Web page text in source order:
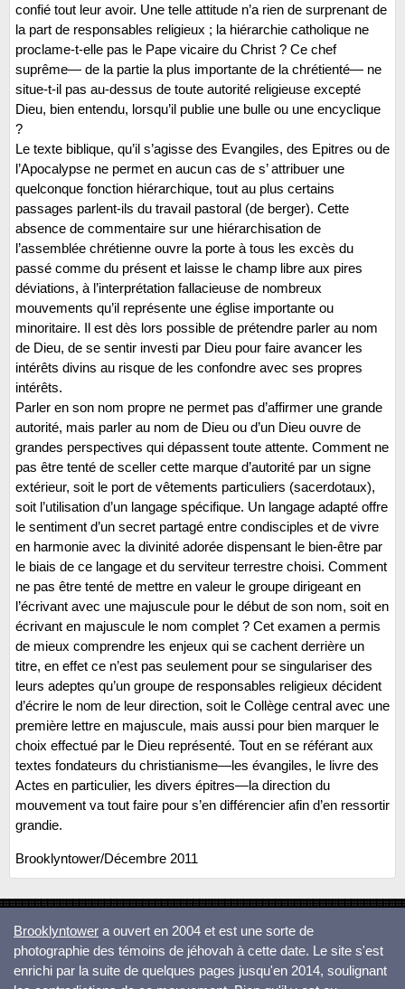
confié tout leur avoir. Une telle attitude n’a rien de surprenant de
la part de responsables religieux ; la hiérarchie catholique ne
proclame-t-elle pas le Pape vicaire du Christ ? Ce chef
suprême— de la partie la plus importante de la chrétienté— ne
situe-t-il pas au-dessus de toute autorité religieuse excepté
Dieu, bien entendu, lorsqu’il publie une bulle ou une encyclique
?
Le texte biblique, qu’il s’agisse des Evangiles, des Epitres ou de
l’Apocalypse ne permet en aucun cas de s’ attribuer une
quelconque fonction hiérarchique, tout au plus certains
passages parlent-ils du travail pastoral (de berger). Cette
absence de commentaire sur une hiérarchisation de
l’assemblée chrétienne ouvre la porte à tous les excès du
passé comme du présent et laisse le champ libre aux pires
déviations, à l’interprétation fallacieuse de nombreux
mouvements qu’il représente une église importante ou
minoritaire. Il est dès lors possible de prétendre parler au nom
de Dieu, de se sentir investi par Dieu pour faire avancer les
intérêts divins au risque de les confondre avec ses propres
intérêts.
Parler en son nom propre ne permet pas d’affirmer une grande
autorité, mais parler au nom de Dieu ou d’un Dieu ouvre de
grandes perspectives qui dépassent toute attente. Comment ne
pas être tenté de sceller cette marque d’autorité par un signe
extérieur, soit le port de vêtements particuliers (sacerdotaux),
soit l’utilisation d’un langage spécifique. Un langage adapté offre
le sentiment d’un secret partagé entre condisciples et de vivre
en harmonie avec la divinité adorée dispensant le bien-être par
le biais de ce langage et du serviteur terrestre choisi. Comment
ne pas être tenté de mettre en valeur le groupe dirigeant en
l’écrivant avec une majuscule pour le début de son nom, soit en
écrivant en majuscule le nom complet ? Cet examen a permis
de mieux comprendre les enjeux qui se cachent derrière un
titre, en effet ce n’est pas seulement pour se singulariser des
leurs adeptes qu’un groupe de responsables religieux décident
d’écrire le nom de leur direction, soit le Collège central avec une
première lettre en majuscule, mais aussi pour bien marquer le
choix effectué par le Dieu représenté. Tout en se référant aux
textes fondateurs du christianisme—les évangiles, le livre des
Actes en particulier, les divers épitres—la direction du
mouvement va tout faire pour s’en différencier afin d’en ressortir
grandie.
Brooklyntower/Décembre 2011
Brooklyntower a ouvert en 2004 et est une sorte de
photographie des témoins de jéhovah à cette date. Le site s'est
enrichi par la suite de quelques pages jusqu'en 2014, soulignant